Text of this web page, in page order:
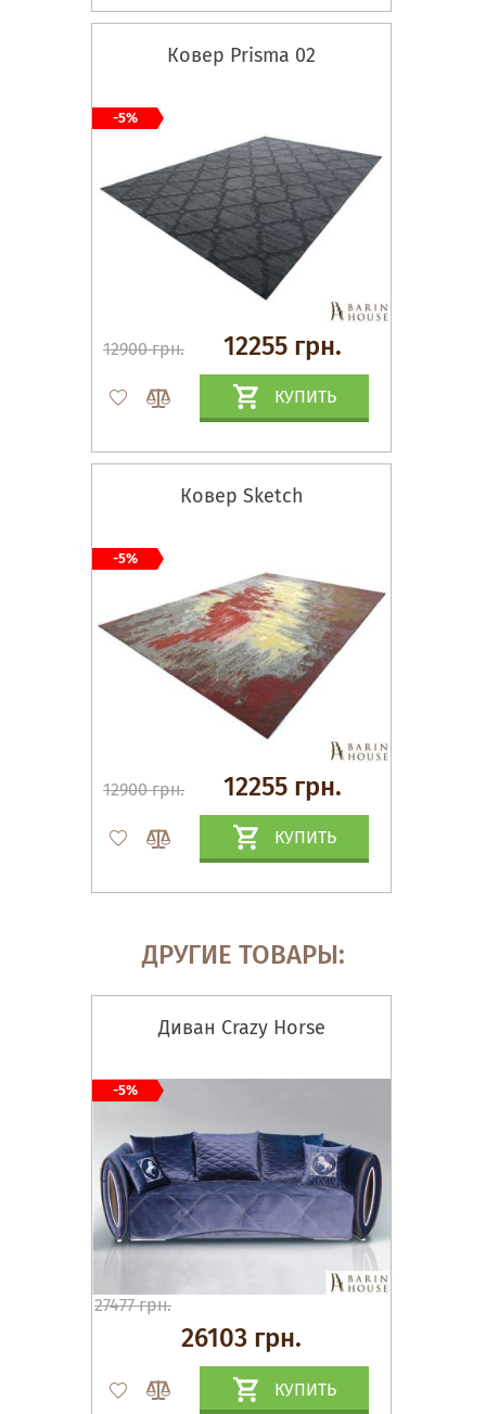
Ковер Prisma 02
12900 грн. 12255 грн.
КУПИТЬ
-5%
Ковер Sketch
12900 грн. 12255 грн.
КУПИТЬ
-5%
ДРУГИЕ ТОВАРЫ:
Диван Crazy Horse
27477 грн.
26103 грн.
КУПИТЬ
-5%